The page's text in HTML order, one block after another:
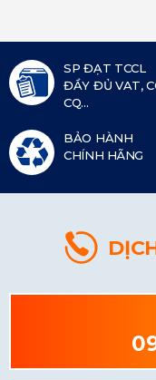
SP ĐẠT TCCL
ĐẦY ĐỦ VAT,
CQ...
BẢO HÀNH
CHÍNH HÃNG